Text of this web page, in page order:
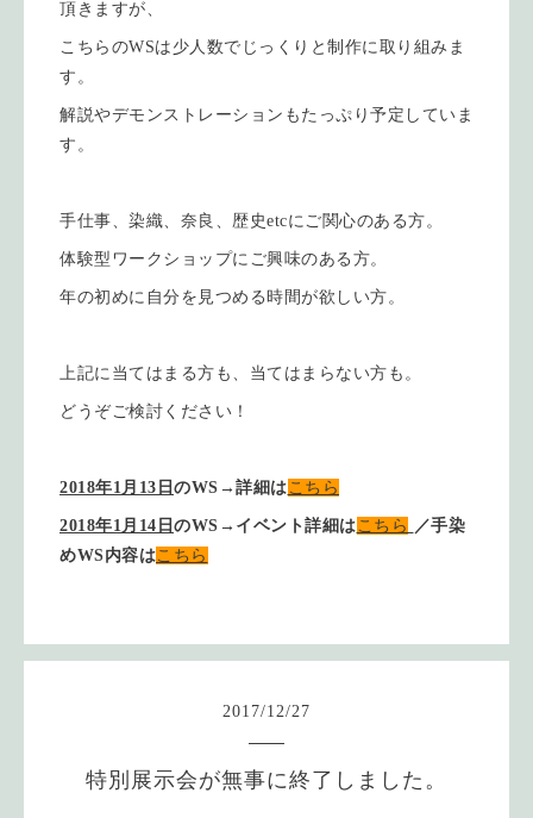
頂きますが、
こちらのWSは少人数でじっくりと制作に取り組みま
す。
解説やデモンストレーションもたっぷり予定していま
す。
手仕事、染織、奈良、歴史etcにご関心のある方。
体験型ワークショップにご興味のある方。
年の初めに自分を見つめる時間が欲しい方。
上記に当てはまる方も、当てはまらない方も。
どうぞご検討ください！
2018年1月13日 のWS→詳細はこちら
2018年1月14日 のWS→イベント詳細はこちら ／手染
めWS内容はこちら
2017/12/27
特別展示会が無事に終了しました。